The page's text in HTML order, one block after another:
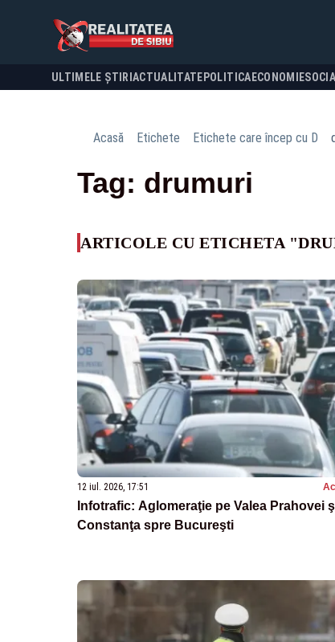
ULTIMELE ȘTIRI ACTUALITATE POLITICA ECONOMIE
Acasă Etichete Etichete care încep cu D
Tag: drumuri
ARTICOLE CU ETICHETA
12 iul. 2026, 17:51
Infotrafic: Aglomeraţie pe Valea Prahovei
Constanţa spre Bucureşti